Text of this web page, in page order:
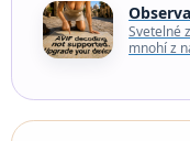
Svetelné
mnohí z